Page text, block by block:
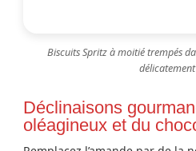
Biscuits Spritz à moitié trempés
Déclinaisons
oléagineux et du